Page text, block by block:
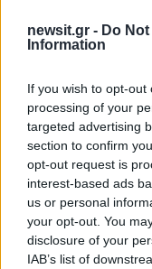
newsit.gr - Do
Information
If you wish to opt-
processing of your
targeted advertising
section to confirm
opt-out request is
interest-based ads
us or personal
your opt-out. You
disclosure of your
IAB’s list of
Όροι Χρήσης. Το site
Πολιτική Απορρήτου &
ΚΑΤΩ